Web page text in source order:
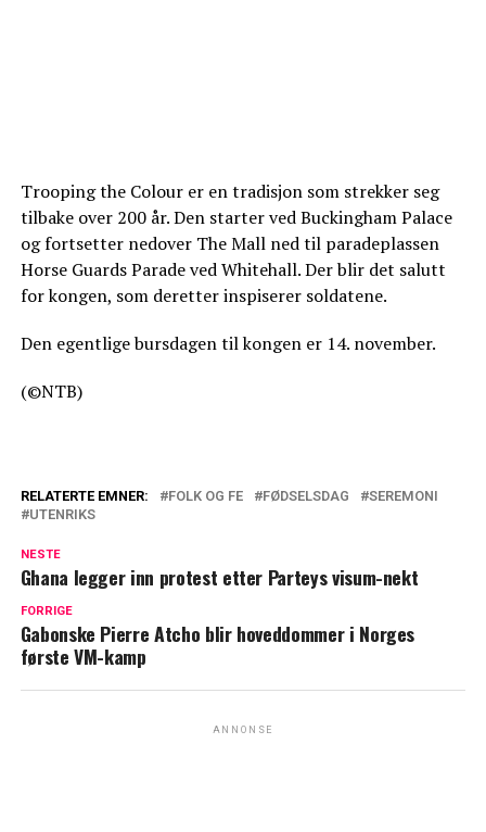
Trooping the Colour er en tradisjon som strekker seg
tilbake over 200 år. Den starter ved Buckingham Palace
og fortsetter nedover The Mall ned til paradeplassen
Horse Guards Parade ved Whitehall. Der blir det salutt
for kongen, som deretter inspiserer soldatene.
Den egentlige bursdagen til kongen er 14. november.
(©NTB)
RELATERTE EMNER: FOLK OG FE FØDSELSDAG
SEREMONI
UTENRIKS
NESTE
Ghana legger inn protest etter Parteys visum-nekt
FORRIGE
Gabonske Pierre Atcho blir hoveddommer i Norges
første VM-kamp
ANNONSE